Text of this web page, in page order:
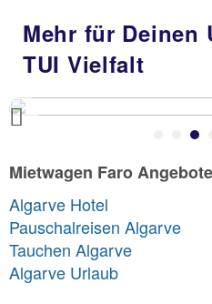
Mehr für Deinen
TUI Vielfalt
Previous
Mietwagen Faro Angebote
Algarve Hotel
Pauschalreisen Algarve
Tauchen Algarve
Algarve Urlaub